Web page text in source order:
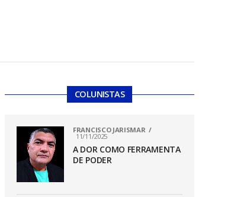
COLUNISTAS
FRANCISCO JARISMAR
11/11/2025
A DOR COMO FERRAMENTA
DE PODER